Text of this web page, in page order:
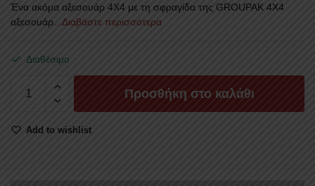
Ένα ακόμα αξεσουάρ 4Χ4 με τη σφραγίδα της GROUPAK 4Χ4
αξεσουάρ ...Διαβάστε περισσότερα
Διαθέσιμο
ΟΠΙΣΘΙΕΣ
ΓΡΙΛΙΕΣ
GR
Προσθήκη στο καλάθι
Add to wishlist